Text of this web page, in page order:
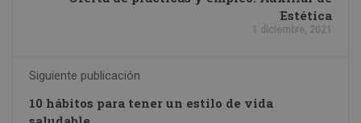
Estética
1 diciembre, 2021
Siguiente publicación
10 hábitos para tener un estilo de vida